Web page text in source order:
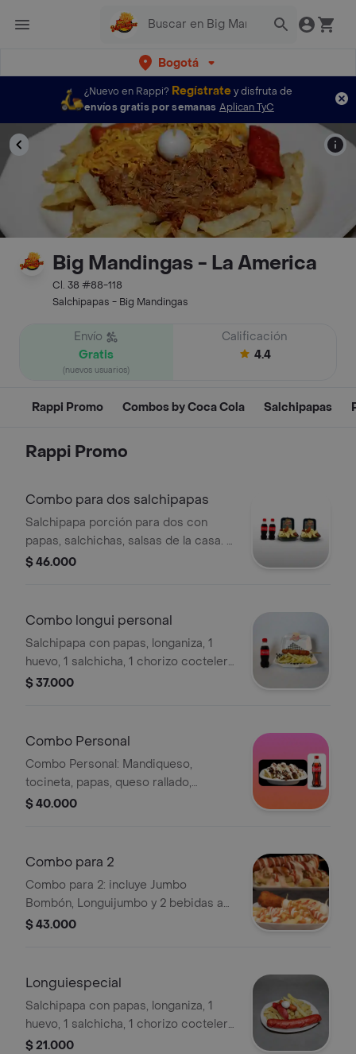
Bogotá
¿Nuevo en Rappi? Regístratey disfruta de
envíos gratis por semanas Aplican TyC
Big Mandingas - La America
Cl. 38 #88-118
Salchipapas - Big Mandingas
Envío
Gratis
(nuevos usuarios)
Calificación
4.4
Rappi Promo Combos by Coca Cola Salchipapas
Rappi Promo
Combo para dos salchipapas
Salchipapa porción para dos con
papas, salchichas, salsas de la casa. +
2 bebidas 250ml
$ 46.000
Combo longui personal
Salchipapa con papas, longaniza, 1
huevo, 1 salchicha, 1 chorizo coctelero
y salsas de la casa. + bebida 250ml
$ 37.000
Combo Personal
Combo Personal: Mandiqueso,
tocineta, papas, queso rallado,
salchichas, salsas de la casa y Coca-
$ 40.000
Combo para 2
Combo para 2: incluye Jumbo
Bombón, Longuijumbo y 2 bebidas a
elección. Acompañado de papas
$ 43.000
Longuiespecial
Salchipapa con papas, longaniza, 1
huevo, 1 salchicha, 1 chorizo coctelero
y salsas de la casa.
$ 21.000